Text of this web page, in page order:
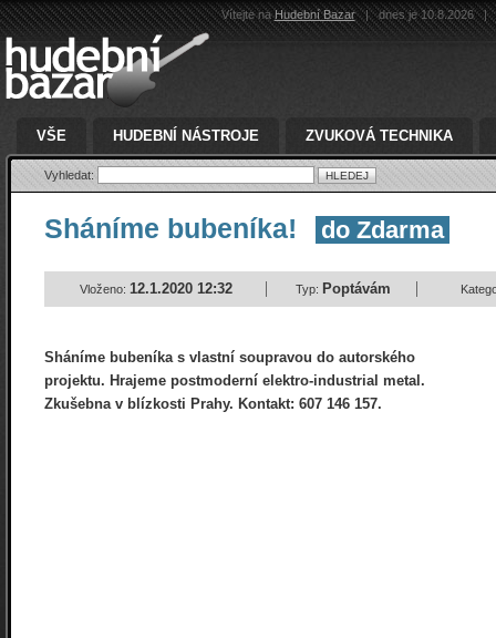
Vítejte naHudební Bazar | dnes je 10.8.2026 |
VŠE HUDEBNÍ NÁSTROJE ZVUKOVÁ TECHNIKA
Vyhledat:
Sháníme bubeníka! do Zdarma
Vloženo: 12.1.2020 12:32 Typ: Poptávám
Sháníme bubeníka s vlastní soupravou do autorského
projektu. Hrajeme postmoderní elektro-industrial metal.
Zkušebna v blízkosti Prahy. Kontakt: 607 146 157.